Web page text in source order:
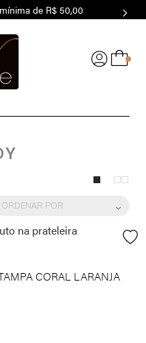
de R$ 50,00
0
ORDENAR POR
CORAL LARANJA